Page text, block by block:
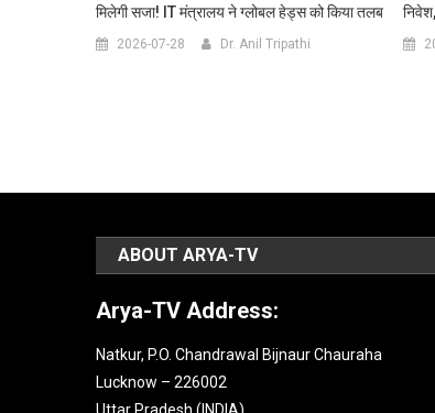
मिलेगी सजा! IT मंत्रालय ने ग्लोबल हेड्स को किया तलब
2026-07-28 Dr. Anil Tripathi
ABOUT ARYA-TV
Arya-TV Address:
Natkur, P.O. Chandrawal Bijnaur Chauraha
Lucknow – 226002